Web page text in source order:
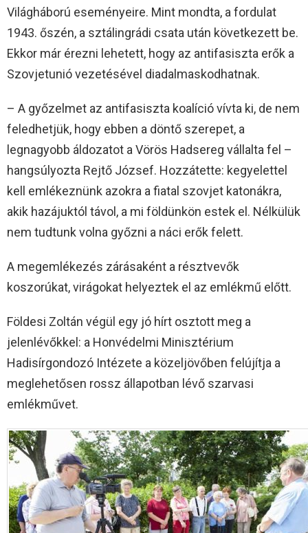
Világháború eseményeire. Mint mondta, a fordulat
1943. őszén, a sztálingrádi csata után következett be.
Ekkor már érezni lehetett, hogy az antifasiszta erők a
Szovjetunió vezetésével diadalmaskodhatnak.
– A győzelmet az antifasiszta koalíció vívta ki, de nem
feledhetjük, hogy ebben a döntő szerepet, a
legnagyobb áldozatot a Vörös Hadsereg vállalta fel –
hangsúlyozta Rejtő József. Hozzátette: kegyelettel
kell emlékeznünk azokra a fiatal szovjet katonákra,
akik hazájuktól távol, a mi földünkön estek el. Nélkülük
nem tudtunk volna győzni a náci erők felett.
A megemlékezés zárásaként a résztvevők
koszorúkat, virágokat helyeztek el az emlékmű előtt.
Földesi Zoltán végül egy jó hírt osztott meg a
jelenlévőkkel: a Honvédelmi Minisztérium
Hadisírgondozó Intézete a közeljövőben felújítja a
meglehetősen rossz állapotban lévő szarvasi
emlékművet.